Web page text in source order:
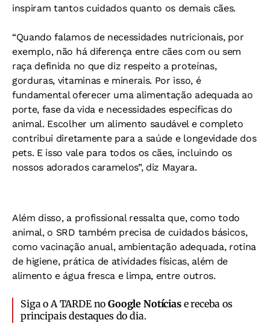
inspiram tantos cuidados quanto os demais cães.
“Quando falamos de necessidades nutricionais, por
exemplo, não há diferença entre cães com ou sem
raça definida no que diz respeito a proteínas,
gorduras, vitaminas e minerais. Por isso, é
fundamental oferecer uma alimentação adequada ao
porte, fase da vida e necessidades específicas do
animal. Escolher um alimento saudável e completo
contribui diretamente para a saúde e longevidade dos
pets. E isso vale para todos os cães, incluindo os
nossos adorados caramelos”, diz Mayara.
Além disso, a profissional ressalta que, como todo
animal, o SRD também precisa de cuidados básicos,
como vacinação anual, ambientação adequada, rotina
de higiene, prática de atividades físicas, além de
alimento e água fresca e limpa, entre outros.
Siga o A TARDE noGoogle Notíciase receba os
principais destaques do dia.